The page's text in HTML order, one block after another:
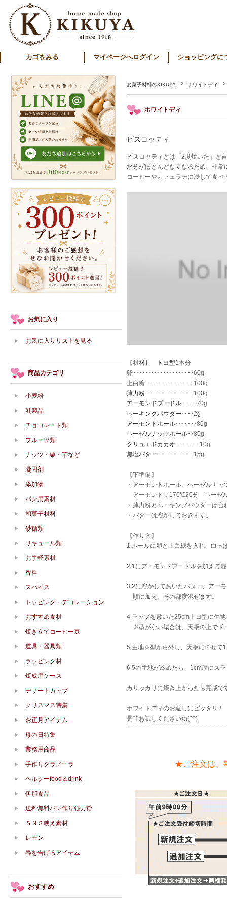
カゴをみる マイページへログイン ショッピングに
お菓子材料のKIKUYA ホワイトディ
ホワイトディ
ビスコッティ
ビスコッティとは「2度焼いた」と
水分がほとんどなくなるため、非
コーヒーやカフェラテに浸して食べ
【材料】 トヨ型1本分
卵････････････････････60g
上白糖････････････････100g
薄力粉････････････････100g
アーモンドプードル･････70g
ベーキングパウダー ････2g
アーモンドホール･･･････80g
ヘーゼルナッツホール･･80g
グリュエドカカオ ････････10g
無塩バター ････････････15g
【下準備】
・アーモンドホール、ヘーゼルナ
アーモンド：170℃20分 ヘーゼ
・薄力粉とベーキングパウダーは
・バターは溶かしておきます。
【作り方】
1.ボールに卵と上白糖を入れ、白っ
2.1にアーモンドプードルを加えて
3.2に溶かしておいたバター、アー
順に加え、その都度混ぜます。
4.ラップを敷いた25cmトヨ型に生
※型がない場合は、天板の上でド
5.生地を型から外し、天板にのせ
6.5の生地が冷めたら、1cm厚にス
カリッカリに焼き上がったら完成で
ホワイトディのお返しにピッタリ！
是非お試しくださいね(^^)
★ご注文は、
お気に入り
お気に入りリストを見る
商品カテゴリ
小麦粉
乳製品
チョコレート類
フルーツ類
ナッツ・栗・芋など
凝固剤
添加物
パン用素材
和菓子材料
砂糖類
リキュール類
お手軽素材
香料
スパイス
トッピング・デコレーション
おすすめ食材
焼き立てコーヒー豆
道具・器具類
ラッピング材
焼成用ケース
デザートカップ
クリスマス特集
お正月アイテム
母の日特集
業務用商品
手作りグラノーラ
ヘルシーfood＆drink
伊那食品
送料無料パン作り強力粉
ＳＮＳ映え素材
レモン
春を告げるアイテム
おすすめ